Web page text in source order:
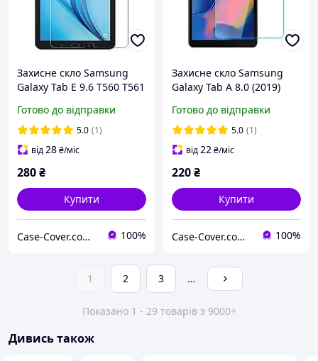
Захисне скло Samsung
Galaxy Tab E 9.6 T560 T561
Готово до відправки
5.0 (1)
від28₴/міс
280₴
Купити
Case-Cover.com.ua 100%
Захисне скло Samsung
Galaxy Tab A 8.0 (2019)
Готово до відправки
5.0 (1)
від22₴/міс
220₴
Купити
Case-Cover.com.ua 100%
1 2 3 ...
Показано 1 - 29 товарів з 9000+
Дивись також